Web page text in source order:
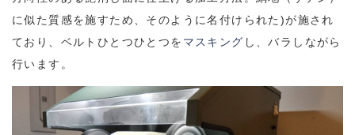
に似た質感を施すため、そのように名付けられた)が施され
ており、ベルトひとつひとつを マスキング し、バラしながら
行います。